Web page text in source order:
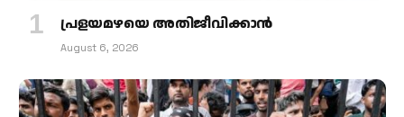
പ്രളയമഴയെ അതിജീവിക്കാന്‍
August 6, 2026